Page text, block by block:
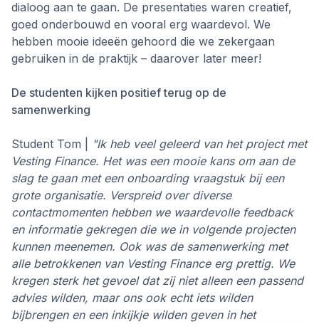
dialoog aan te gaan. De presentaties waren creatief,
goed onderbouwd en vooral erg waardevol. We
hebben mooie ideeën gehoord die we zekergaan
gebruiken in de praktijk – daarover later meer!
De studenten kijken positief terug op de
samenwerking
Student Tom |
"Ik heb veel geleerd van het project met
Vesting Finance. Het was een mooie kans om aan de
slag te gaan met een onboarding vraagstuk bij een
grote organisatie. Verspreid over diverse
contactmomenten hebben we waardevolle feedback
en informatie gekregen die we in volgende projecten
kunnen meenemen. Ook was de samenwerking met
alle betrokkenen van Vesting Finance erg prettig. We
kregen sterk het gevoel dat zij niet alleen een passend
advies wilden, maar ons ook echt iets wilden
bijbrengen en een inkijkje wilden geven in het